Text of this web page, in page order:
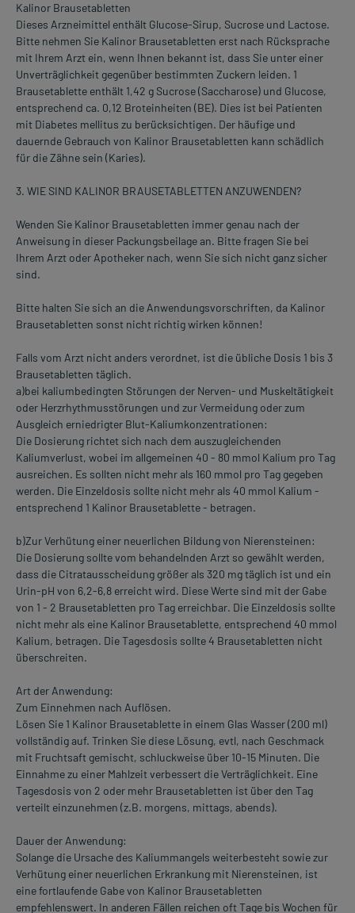
Kalinor Brausetabletten
Dieses Arzneimittel enthält Glucose-Sirup, Sucrose und Lactose.
Bitte nehmen Sie Kalinor Brausetabletten erst nach Rücksprache
mit Ihrem Arzt ein, wenn Ihnen bekannt ist, dass Sie unter einer
Unverträglichkeit gegenüber bestimmten Zuckern leiden. 1
Brausetablette enthält 1,42 g Sucrose (Saccharose) und Glucose,
entsprechend ca. 0,12 Broteinheiten (BE). Dies ist bei Patienten
mit Diabetes mellitus zu berücksichtigen. Der häufige und
dauernde Gebrauch von Kalinor Brausetabletten kann schädlich
für die Zähne sein (Karies).
3. WIE SIND KALINOR BRAUSETABLETTEN ANZUWENDEN?
Wenden Sie Kalinor Brausetabletten immer genau nach der
Anweisung in dieser Packungsbeilage an. Bitte fragen Sie bei
Ihrem Arzt oder Apotheker nach, wenn Sie sich nicht ganz sicher
sind.
Bitte halten Sie sich an die Anwendungsvorschriften, da Kalinor
Brausetabletten sonst nicht richtig wirken können!
Falls vom Arzt nicht anders verordnet, ist die übliche Dosis 1 bis 3
Brausetabletten täglich.
a)bei kaliumbedingten Störungen der Nerven- und Muskeltätigkeit
oder Herzrhythmusstörungen und zur Vermeidung oder zum
Ausgleich erniedrigter Blut-Kaliumkonzentrationen:
Die Dosierung richtet sich nach dem auszugleichenden
Kaliumverlust, wobei im allgemeinen 40 - 80 mmol Kalium pro Tag
ausreichen. Es sollten nicht mehr als 160 mmol pro Tag gegeben
werden. Die Einzeldosis sollte nicht mehr als 40 mmol Kalium -
entsprechend 1 Kalinor Brausetablette - betragen.
b)Zur Verhütung einer neuerlichen Bildung von Nierensteinen:
Die Dosierung sollte vom behandelnden Arzt so gewählt werden,
dass die Citratausscheidung größer als 320 mg täglich ist und ein
Urin-pH von 6,2-6,8 erreicht wird. Diese Werte sind mit der Gabe
von 1 - 2 Brausetabletten pro Tag erreichbar. Die Einzeldosis sollte
nicht mehr als eine Kalinor Brausetablette, entsprechend 40 mmol
Kalium, betragen. Die Tagesdosis sollte 4 Brausetabletten nicht
überschreiten.
Art der Anwendung:
Zum Einnehmen nach Auflösen.
Lösen Sie 1 Kalinor Brausetablette in einem Glas Wasser (200 ml)
vollständig auf. Trinken Sie diese Lösung, evtl, nach Geschmack
mit Fruchtsaft gemischt, schluckweise über 10-15 Minuten. Die
Einnahme zu einer Mahlzeit verbessert die Verträglichkeit. Eine
Tagesdosis von 2 oder mehr Brausetabletten ist über den Tag
verteilt einzunehmen (z.B. morgens, mittags, abends).
Dauer der Anwendung:
Solange die Ursache des Kaliummangels weiterbesteht sowie zur
Verhütung einer neuerlichen Erkrankung mit Nierensteinen, ist
eine fortlaufende Gabe von Kalinor Brausetabletten
empfehlenswert. In anderen Fällen reichen oft Tage bis Wochen für